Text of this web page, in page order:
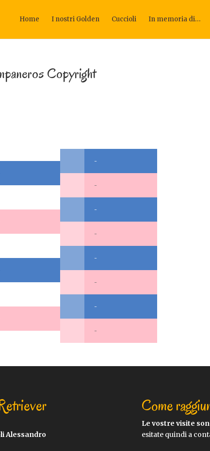
Home I nostri Golden Cuccioli In memoria di…
Copyright
-
-
-
-
-
-
-
-
Alessandro
Come
Le vostre visite
esitate quindi a